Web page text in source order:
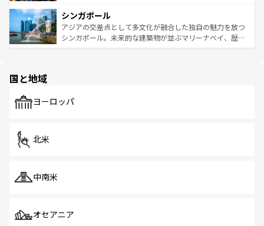
参照してほしい。
激する。気候は一年中温暖で、どの季節にも異なる楽しみ
が待っている。親しみやすいタイの人々、仏教を中心とし
た文化、そして多様な観光資源が、訪れる旅人を魅了し続
み、どこを訪れても感動するはず。観光スポットが密集し
ており、効率よく見どころを回れるのも魅力。息をのむよ
うな絶景から文化的な体験まで、香港を存分に楽しみ尽く
シンガポール
アジアの交差点として多文化が融合した独自の魅力を放つ
シンガポール。未来的な建築物が並ぶマリーナベイ、歴史
で、ホーカーズは地元の風情を楽しめる外せないスポット
国と地域
ヨーロッパ
北米
中南米
オセアニア